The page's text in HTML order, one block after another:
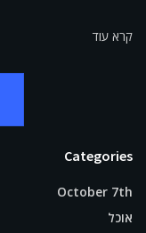
קרא עוד
Categories
October 7th
אוכל